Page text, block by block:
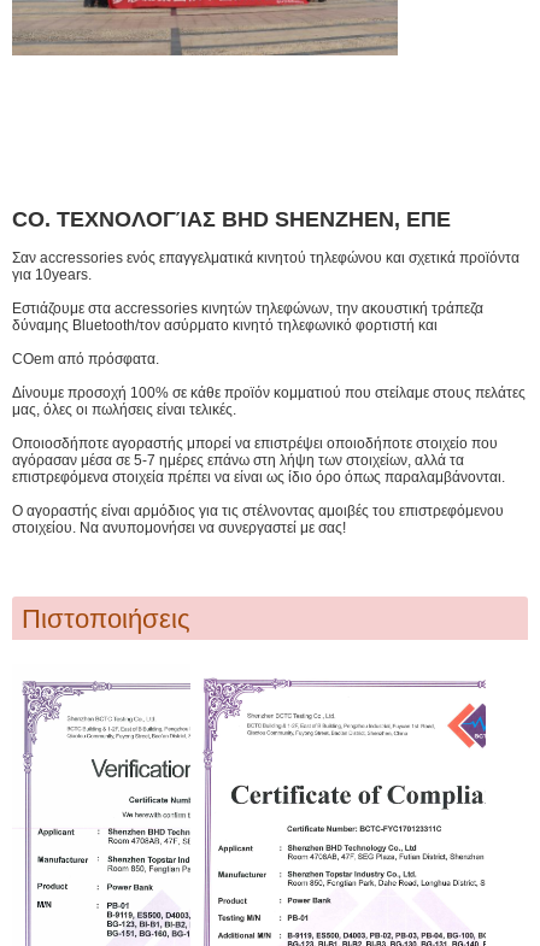
CO. ΤΕΧΝΟΛΟΓΊΑΣ BHD SHENZHEN, ΕΠΕ
Σαν accressories ενός επαγγελματικά κινητού τηλεφώνου και σχετικά προϊόντα
για 10years.
Εστιάζουμε στα accressories κινητών τηλεφώνων, την ακουστική τράπεζα
δύναμης Bluetooth/τον ασύρματο κινητό τηλεφωνικό φορτιστή και
COem από πρόσφατα.
Δίνουμε προσοχή 100% σε κάθε προϊόν κομματιού που στείλαμε στους πελάτες
μας, όλες οι πωλήσεις είναι τελικές.
Οποιοσδήποτε αγοραστής μπορεί να επιστρέψει οποιοδήποτε στοιχείο που
αγόρασαν μέσα σε 5-7 ημέρες επάνω στη λήψη των στοιχείων, αλλά τα
επιστρεφόμενα στοιχεία πρέπει να είναι ως ίδιο όρο όπως παραλαμβάνονται.
Ο αγοραστής είναι αρμόδιος για τις στέλνοντας αμοιβές του επιστρεφόμενου
στοιχείου. Να ανυπομονήσει να συνεργαστεί με σας!
Πιστοποιήσεις